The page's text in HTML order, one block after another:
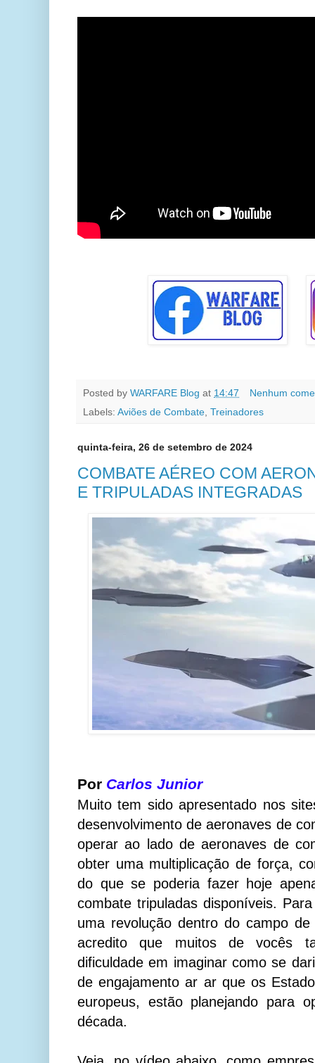
Posted by WARFARE Blog at 14:47
Nenhum
Labels: Aviões de Combate Treinadores
quinta-feira, 26 de setembro de 2024
COMBATE AÉREO COM
E TRIPULADAS INTEGRADAS
Por Carlos Junior
Muito tem sido apresentado nos
desenvolvimento de aeronaves de
operar ao lado de aeronaves de
obter uma multiplicação de força,
do que se poderia fazer hoje
combate tripuladas disponíveis.
uma revolução dentro do campo
acredito que muitos de vocês
dificuldade em imaginar como se
de engajamento ar ar que os
europeus, estão planejando para
década.